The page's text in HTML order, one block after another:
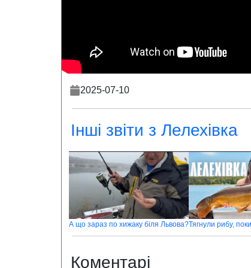
2025-07-10
Інші звіти з Лелехівка
А що зараз по хижаку біля Львова?
Коментарі